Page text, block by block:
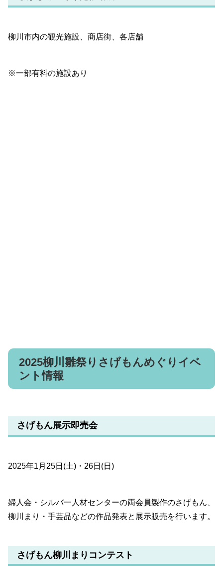
柳川市内の観光施設、商店街、各店舗
※一部有料の施設あり
2025柳川雛祭りさげもんめぐりイベ
ント情報
さげもん展示即売会
2025年1月25日(土)・26日(日)
婦人会・シルバ一人材センターの両会員製作のさげもん、
柳川まり・手芸品などの作品発表と展示販売を行います。
さげもん柳川まりコンテスト